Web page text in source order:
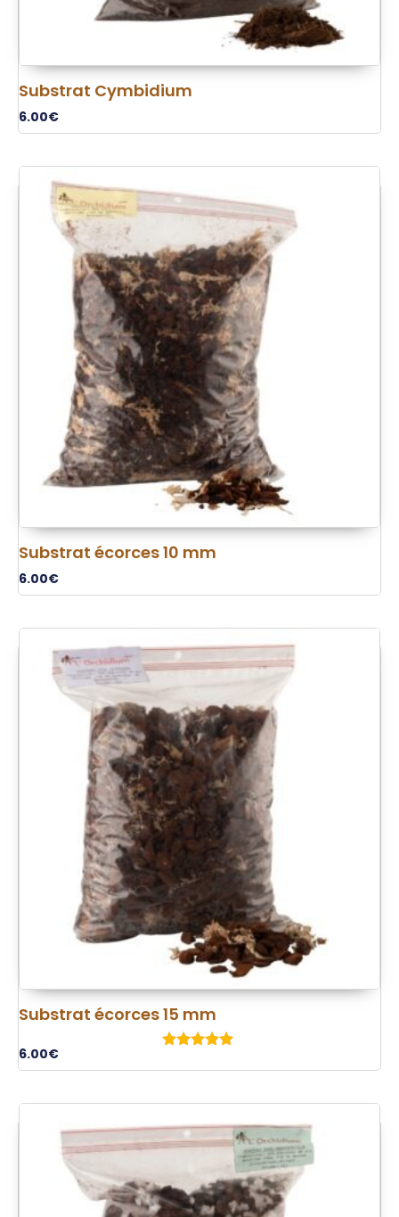
Substrat Cymbidium
6.00€
Substrat écorces 10 mm
6.00€
Substrat écorces 15 mm
5.00
6.00€